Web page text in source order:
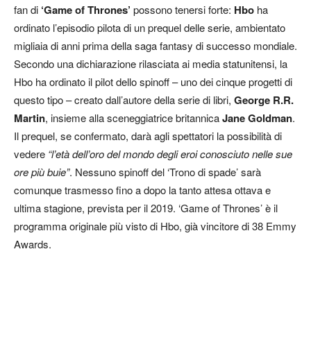
fan di ‘Game of Thrones’ possono tenersi forte: Hbo ha
ordinato l’episodio pilota di un prequel delle serie, ambientato
migliaia di anni prima della saga fantasy di successo mondiale.
Secondo una dichiarazione rilasciata ai media statunitensi, la
Hbo ha ordinato il pilot dello spinoff – uno dei cinque progetti di
questo tipo – creato dall’autore della serie di libri, George R.R.
Martin, insieme alla sceneggiatrice britannicaJane Goldman.
Il prequel, se confermato, darà agli spettatori la possibilità di
vedere “l’età dell’oro del mondo degli eroi conosciuto nelle sue
ore più buie”. Nessuno spinoff del ‘Trono di spade’ sarà
comunque trasmesso fino a dopo la tanto attesa ottava e
ultima stagione, prevista per il 2019. ‘Game of Thrones’ è il
programma originale più visto di Hbo, già vincitore di 38 Emmy
Awards.